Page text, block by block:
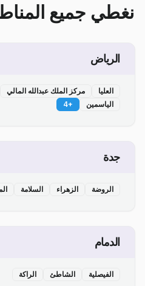
نغطي جميع
الرياض
العليا مركز الملك عبدالله المالي
الياسمين
+
4
جدة
الروضة الزهراء السلامة
الدمام
الفيصلية الشاطئ الراكة